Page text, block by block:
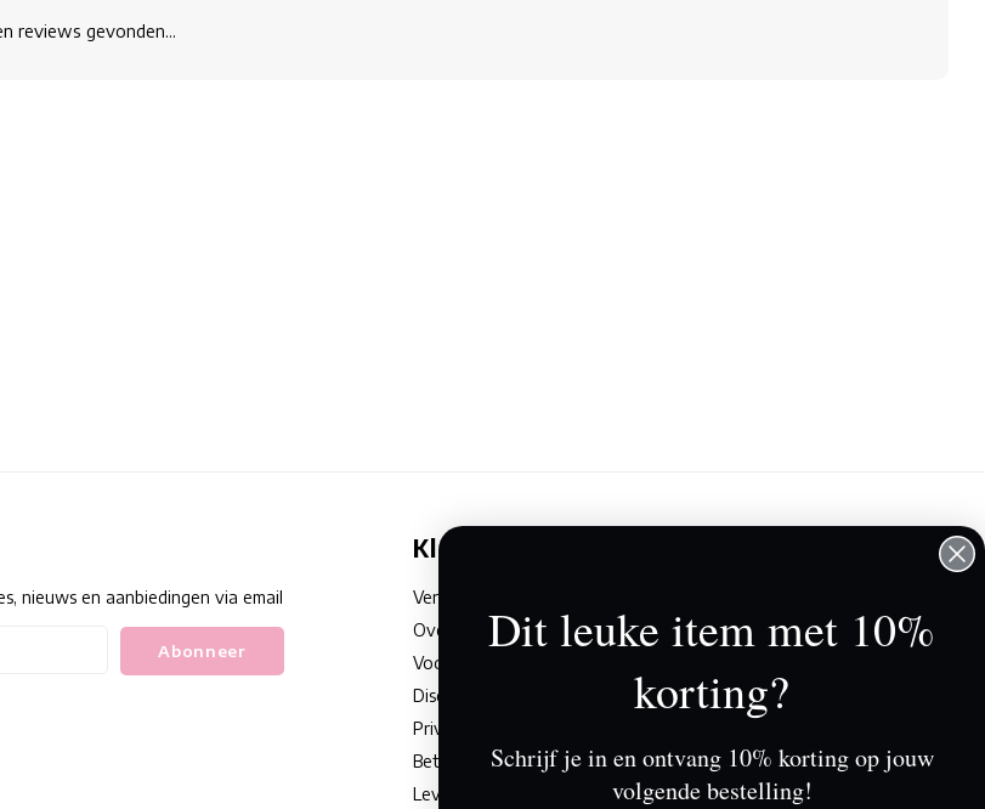
reviews gevonden...
nieuws en aanbiedingen via email
Abonneer
Klantenservice
Verkooppunten
Over Tessa Koops
Voorwaarden & Condities
Disclaimer
Privacy Beleid
Betalingen
Leveringen en retouren
Mijn account
Mijn bestellingen
Mijn verlanglijst
Dit leuke item met 10%
korting?
Schrijf je in en ontvang 10% korting op jouw
volgende bestelling!